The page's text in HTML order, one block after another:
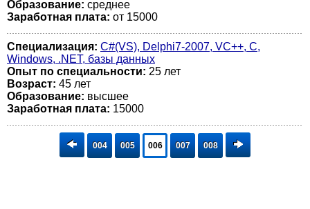
Образование: среднее
Заработная плата: от 15000
Специализация: C#(VS), Delphi7-2007, VC++, C,
Windows, .NET, базы данных
Опыт по специальности: 25 лет
Возраст: 45 лет
Образование: высшее
Заработная плата: 15000
004 005 006 007 008